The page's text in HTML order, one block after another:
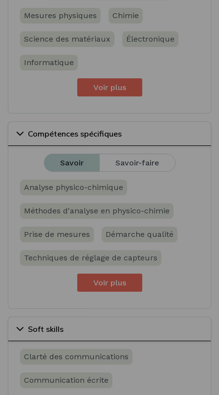
Mesures physiques Chimie
Science des matériaux Électronique
Informatique
Voir plus
Compétences spécifiques
Savoir Savoir-faire
Analyse physico-chimique
Méthodes d'analyse en physico-chimie
Prise de mesures Démarche qualité
Techniques de réglage de capteurs
Voir plus
Soft skills
Clarté des communications
Communication écrite